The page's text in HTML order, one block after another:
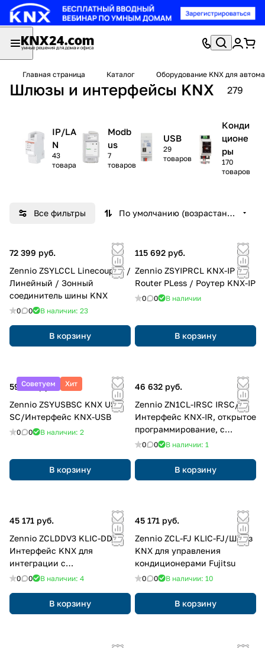
Главная страница Каталог Оборудование KNX для
Шлюзы и интерфейсы KNX 279
IP/LA
N
43
товара
Modb
us
7
товаров
USB
29
товаров
Конди
ционе
ры
170
товаров
Все фильтры По умолчанию (возрастание)
72 399 руб.
Zennio ZSYLCCL Linecoupler /
Линейный / Зонный
соединитель шины KNX
0 0 В наличии: 23
В корзину
115 692 руб.
Zennio ZSYIPRCL KNX-IP
Router PLess / Роутер KNX-IP
0 0 В наличии
В корзину
Советуем Хит
59 254 руб.
Zennio ZSYUSBSC KNX USB
SC/Интерфейс KNX-USB
0 0 В наличии: 2
В корзину
46 632 руб.
Zennio ZN1CL-IRSC IRSC/
Интерфейс KNX-IR, открытое
программирование, с
контролем 1-8 зон
0 0 В наличии: 1
В корзину
45 171 руб.
Zennio ZCLDDV3 KLIC-DD3/
Интерфейс KNX для
интеграции с
кондиционерами DAIKIN
0 0 В наличии: 4
В корзину
45 171 руб.
Zennio ZCL-FJ KLIC-FJ/Шлюз
KNX для управления
кондиционерами Fujitsu
0 0 В наличии: 10
В корзину